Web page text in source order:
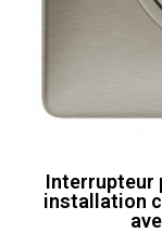
Interrupteur
installation